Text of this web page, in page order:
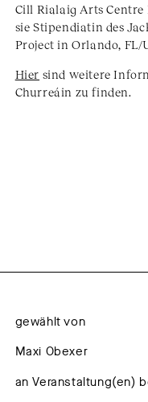
Cill Rialaig Arts
sie Stipendiatin des
Project in Orlando, FL/
Hier sind weitere
Churreáin zu finden.
gewählt von
Maxi Obexer
an Veranstaltung(en)